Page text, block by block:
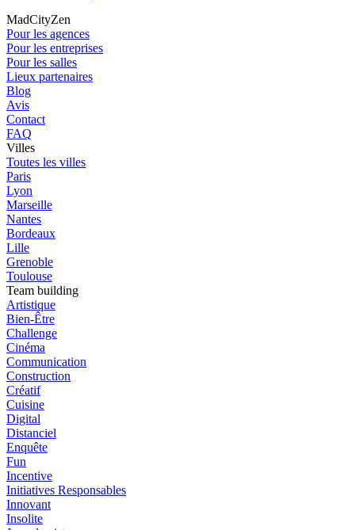
MadCityZen
Pour les agences
Pour les entreprises
Pour les salles
Lieux partenaires
Blog
Avis
Contact
FAQ
Villes
Toutes les villes
Paris
Lyon
Marseille
Nantes
Bordeaux
Lille
Grenoble
Toulouse
Team building
Artistique
Bien-Être
Challenge
Cinéma
Communication
Construction
Créatif
Cuisine
Digital
Distanciel
Enquête
Fun
Incentive
Initiatives Responsables
Innovant
Insolite